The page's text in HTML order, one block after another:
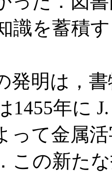
識を蓄積
明は，書
1455年に
って金属
この新た